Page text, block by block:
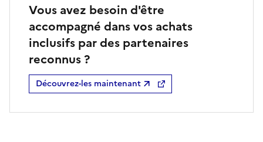
Vous avez besoin d'être
accompagné dans vos achats
inclusifs par des partenaires
reconnus ?
Découvrez-les maintenant